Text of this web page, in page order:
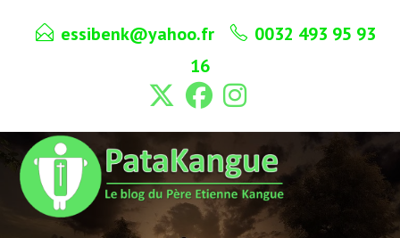
essibenk@yahoo.fr
0032 493 95 93
16